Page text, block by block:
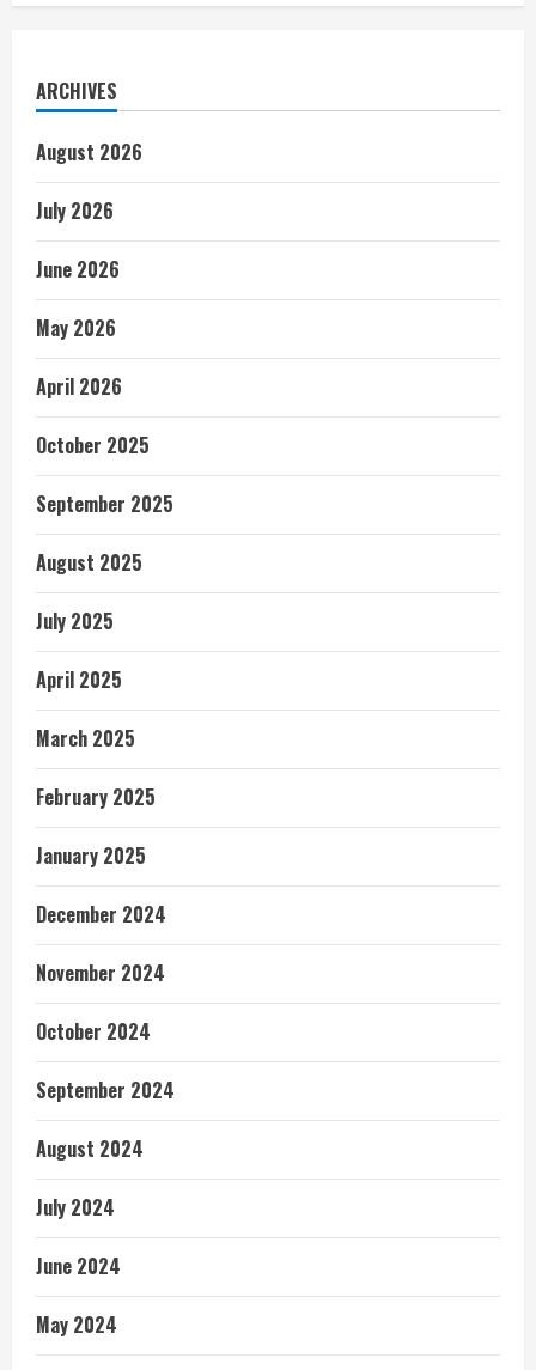
ARCHIVES
August 2026
July 2026
June 2026
May 2026
April 2026
October 2025
September 2025
August 2025
July 2025
April 2025
March 2025
February 2025
January 2025
December 2024
November 2024
October 2024
September 2024
August 2024
July 2024
June 2024
May 2024